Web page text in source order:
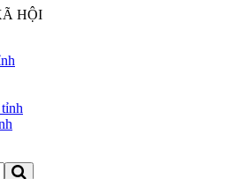
HỘI